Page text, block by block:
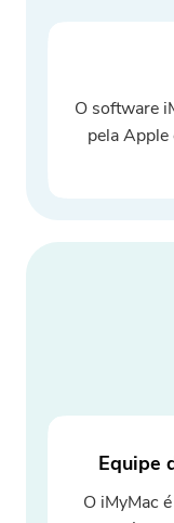
O software
pela Apple
Equipe
O iMyMac
O link
pode